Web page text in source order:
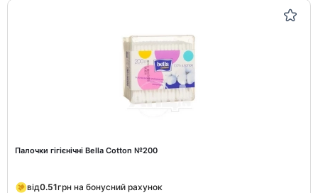
Палочки гігієнічні Bella Cotton №200
від0.51грн на бонусний рахунок